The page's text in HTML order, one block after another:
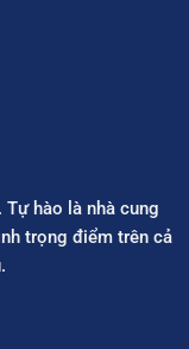
hào là nhà cung
trọng điểm trên cả